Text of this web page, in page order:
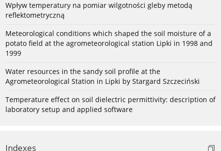
Wpływ temperatury na pomiar wilgotności gleby metodą
reflektometryczną
Meteorological conditions which shaped the soil moisture of a
potato field at the agrometeorological station Lipki in 1998 and
1999
Water resources in the sandy soil profile at the
Agrometeorological Station in Lipki by Stargard Szczeciński
Temperature effect on soil dielectric permittivity: description of
laboratory setup and applied software
Indexes